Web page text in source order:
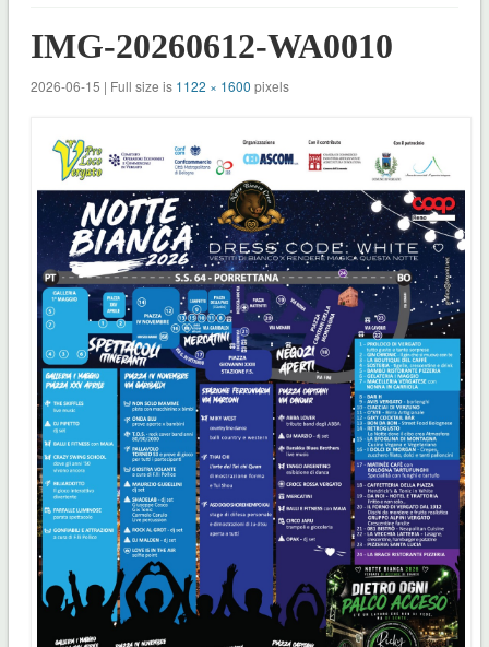
IMG-20260612-WA0010
2026-06-15 | Full size is 1122 × 1600 pixels